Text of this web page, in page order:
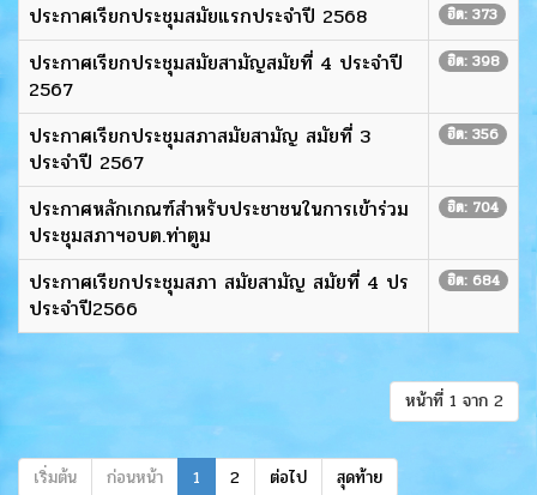
ประกาศเรียกประชุมสมัยแรกประจำปี 2568 ฮิต: 373
ประกาศเรียกประชุมสมัยสามัญสมัยที่ 4 ประจำปี
2567
ฮิต: 398
ประกาศเรียกประชุมสภาสมัยสามัญ สมัยที่ 3
ประจำปี 2567
ฮิต: 356
ประกาศหลักเกณฑ์สำหรับประชาชนในการเข้าร่วม
ประชุมสภาฯอบต.ท่าตูม
ฮิต: 704
ประกาศเรียกประชุมสภา สมัยสามัญ สมัยที่ 4 ปร
ประจำปี2566
ฮิต: 684
หน้าที่ 1 จาก 2
เริ่มต้น ก่อนหน้า 1 2 ต่อไป สุดท้าย